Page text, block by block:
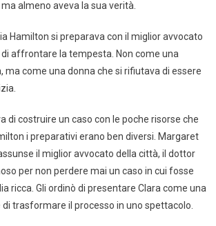
almeno aveva la sua verità.
Hamilton si preparava con il miglior avvocato
affrontare la tempesta. Non come una
ma come una donna che si rifiutava di essere
di costruire un caso con le poche risorse che
i preparativi erano ben diversi. Margaret
il miglior avvocato della città, il dottor
per non perdere mai un caso in cui fosse
ricca. Gli ordinò di presentare Clara come una
di trasformare il processo in uno spettacolo.